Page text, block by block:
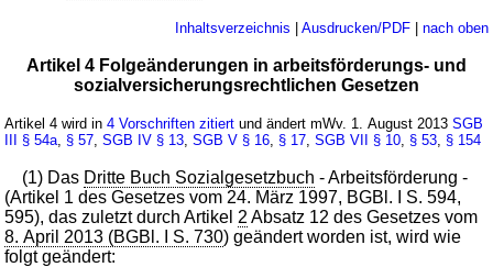
Inhaltsverzeichnis | Ausdrucken/PDF| nach oben
Artikel 4 Folgeänderungen in arbeitsförderungs- und
sozialversicherungsrechtlichen Gesetzen
Artikel 4 wird in4 Vorschriften zitiert und ändert mWv. 1. August 2013SGB
III § 54a § 57 ,SGB IV § 13 ,SGB V § 16 § 17 ,SGB VII § 10 § 53 § 154
(1) Das Dritte Buch Sozialgesetzbuch - Arbeitsförderung -
(Artikel 1 des Gesetzes vom 24. März 1997, BGBl. I S. 594,
595), das zuletzt durch Artikel 2 Absatz 12 des Gesetzes vom
8. April 2013 (BGBl. I S. 730) geändert worden ist, wird wie
folgt geändert: